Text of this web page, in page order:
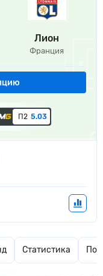
Лион
Франция
П2 5.03
Статистика